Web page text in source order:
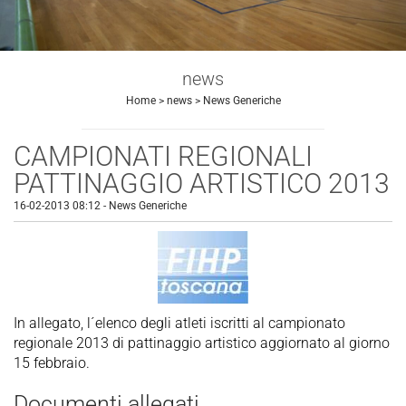
news
Home> news> News Generiche
CAMPIONATI REGIONALI
PATTINAGGIO ARTISTICO 2013
16-02-2013 08:12 - News Generiche
In allegato, l´elenco degli atleti iscritti al campionato
regionale 2013 di pattinaggio artistico aggiornato al giorno
15 febbraio.